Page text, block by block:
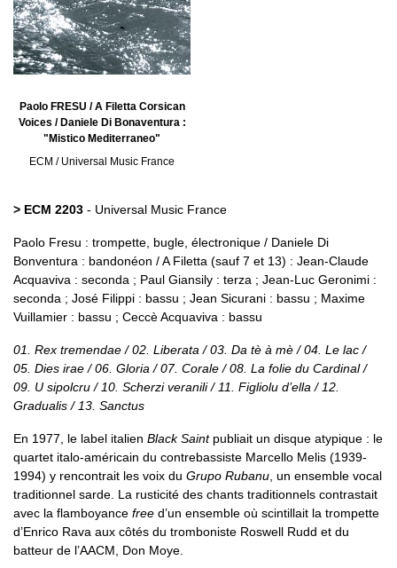
Paolo FRESU / A Filetta Corsican
Voices / Daniele Di Bonaventura :
"Mistico Mediterraneo"
ECM / Universal Music France
> ECM 2203 - Universal Music France
Paolo Fresu : trompette, bugle, électronique / Daniele Di
Bonventura : bandonéon / A Filetta (sauf 7 et 13) : Jean-Claude
Acquaviva : seconda ; Paul Giansily : terza ; Jean-Luc Geronimi :
seconda ; José Filippi : bassu ; Jean Sicurani : bassu ; Maxime
Vuillamier : bassu ; Ceccè Acquaviva : bassu
01. Rex tremendae / 02. Liberata / 03. Da tè à mè / 04. Le lac /
05. Dies irae / 06. Gloria / 07. Corale / 08. La folie du Cardinal /
09. U sipolcru / 10. Scherzi veranili / 11. Figliolu d’ella / 12.
Gradualis / 13. Sanctus
En 1977, le label italien Black Saintpubliait un disque atypique : le
quartet italo-américain du contrebassiste Marcello Melis (1939-
1994) y rencontrait les voix du Grupo Rubanu , un ensemble vocal
traditionnel sarde. La rusticité des chants traditionnels contrastait
avec la flamboyance free d’un ensemble où scintillait la trompette
d’Enrico Rava aux côtés du tromboniste Roswell Rudd et du
batteur de l’AACM, Don Moye.